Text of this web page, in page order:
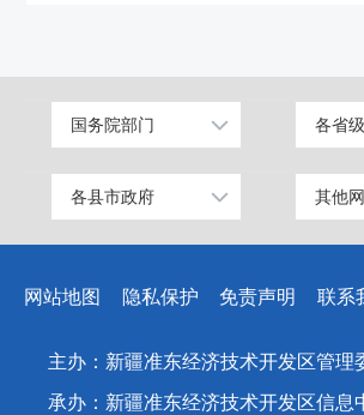
国务院部门
公安部
工业和信息化部
科学技术部
国家发展和改革委员会
国防部
外交部
各省
北京
上海
广东
江苏
各县市政府
昌吉市
玛纳斯县
其他
中国昌吉
网上信访
网站地图 隐私保护 免责声明 联系
主办：新疆准东经济技术开发区管理
承办：新疆准东经济技术开发区信息